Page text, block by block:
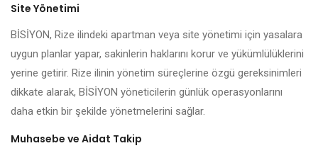
Site Yönetimi
BİSİYON, Rize ilindeki apartman veya site yönetimi için yasalara
uygun planlar yapar, sakinlerin haklarını korur ve yükümlülüklerini
yerine getirir. Rize ilinin yönetim süreçlerine özgü gereksinimleri
dikkate alarak, BİSİYON yöneticilerin günlük operasyonlarını
daha etkin bir şekilde yönetmelerini sağlar.
Muhasebe ve Aidat Takip